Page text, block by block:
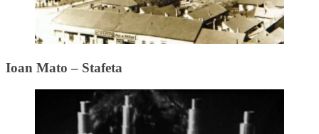
Ioan Mato – Stafeta